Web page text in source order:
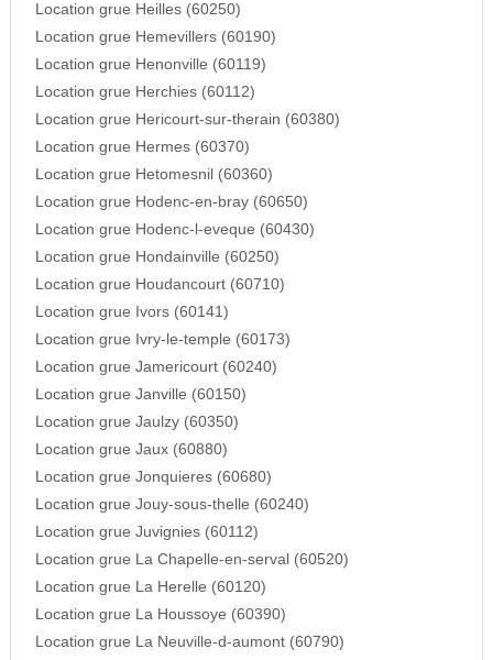
Location grue Heilles (60250)
Location grue Hemevillers (60190)
Location grue Henonville (60119)
Location grue Herchies (60112)
Location grue Hericourt-sur-therain (60380)
Location grue Hermes (60370)
Location grue Hetomesnil (60360)
Location grue Hodenc-en-bray (60650)
Location grue Hodenc-l-eveque (60430)
Location grue Hondainville (60250)
Location grue Houdancourt (60710)
Location grue Ivors (60141)
Location grue Ivry-le-temple (60173)
Location grue Jamericourt (60240)
Location grue Janville (60150)
Location grue Jaulzy (60350)
Location grue Jaux (60880)
Location grue Jonquieres (60680)
Location grue Jouy-sous-thelle (60240)
Location grue Juvignies (60112)
Location grue La Chapelle-en-serval (60520)
Location grue La Herelle (60120)
Location grue La Houssoye (60390)
Location grue La Neuville-d-aumont (60790)